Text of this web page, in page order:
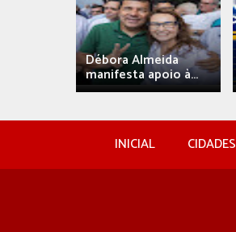
Débora Almeida
manifesta apoio à...
INICIAL CIDADES